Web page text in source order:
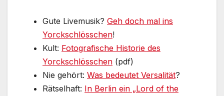
Gute Livemusik? Geh doch mal ins
Yorckschlösschen!
Kult: Fotografische Historie des
Yorckschlösschen (pdf)
Nie gehört: Was bedeutet Versalität?
Rätselhaft: In Berlin ein „Lord of the